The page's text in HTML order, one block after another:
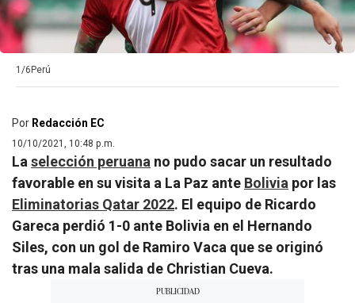
1/6 Perú
Por Redacción EC
10/10/2021, 10:48 p.m.
Laselección peruana no pudo sacar un resultado
favorable en su visita a La Paz ante Bolivia por las
Eliminatorias Qatar 2022. El equipo de Ricardo
Gareca perdió 1-0 ante Bolivia en el Hernando
Siles, con un gol de Ramiro Vaca que se originó
tras una mala salida de Christian Cueva.